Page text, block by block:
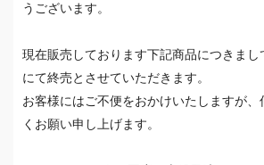
うございます。
現在販売しております下記商品につきまし
にて終売とさせていただきます。
お客様にはご不便をおかけいたしますが、
くお願い申し上げます。